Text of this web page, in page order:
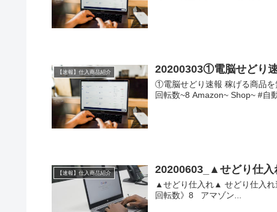
【速報】仕入商品紹介 20200303①電脳せどり
①電脳せどり速報 稼げる商品
回転数~8 Amazon~ Shop~ #自
【速報】仕入商品紹介 20200603_▲せどり仕入
▲せどり仕入れ▲ せどり仕入
回転数》8 アマゾン...